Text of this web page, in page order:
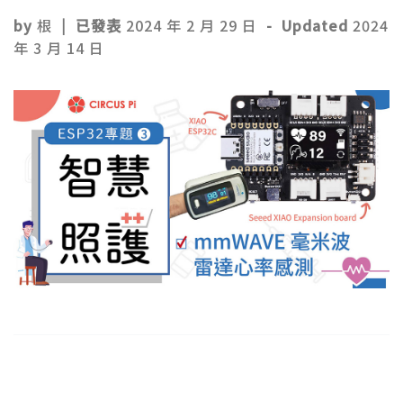
by 根 | 已發表 2024 年 2 月 29 日 - Updated 2024
年 3 月 14 日